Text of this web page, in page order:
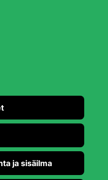
ja sisäilma